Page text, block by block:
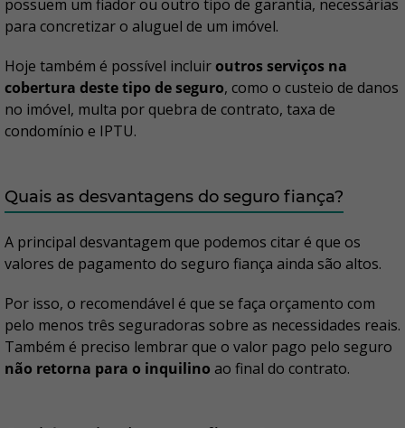
possuem um fiador ou outro tipo de garantia, necessárias
para concretizar o aluguel de um imóvel.
Hoje também é possível incluiroutros serviços na
cobertura deste tipo de seguro, como o custeio de danos
no imóvel, multa por quebra de contrato, taxa de
condomínio e IPTU.
Quais as desvantagens do seguro fiança?
A principal desvantagem que podemos citar é que os
valores de pagamento do seguro fiança ainda são altos.
Por isso, o recomendável é que se faça orçamento com
pelo menos três seguradoras sobre as necessidades reais.
Também é preciso lembrar que o valor pago pelo seguro
não retorna para o inquilino ao final do contrato.